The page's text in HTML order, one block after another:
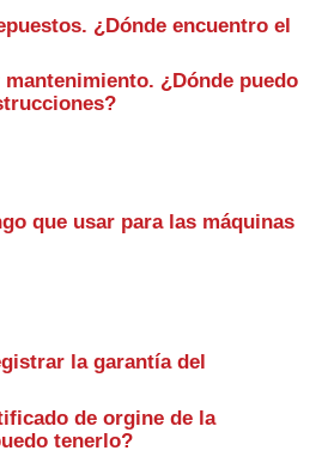
¿Dónde encuentro el
mantenimiento. ¿Dónde puedo
que usar para las máquinas
la garantía del
de orgine de la
tenerlo?